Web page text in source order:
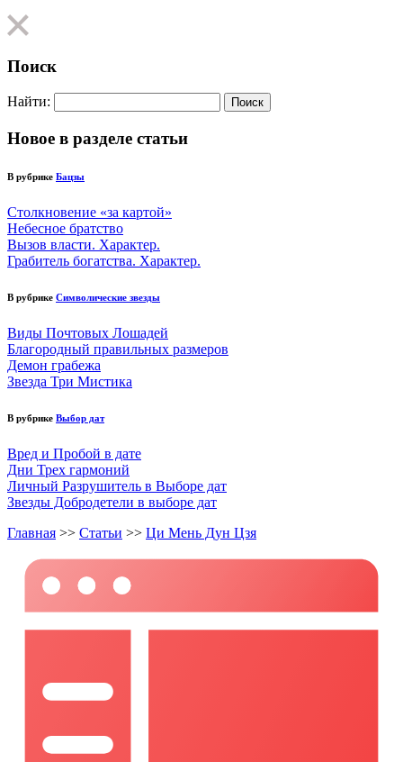
Поиск
Найти:
Новое в разделе статьи
В рубрике Бацзы
Столкновение «за картой»
Небесное братство
Вызов власти. Характер.
Грабитель богатства. Характер.
В рубрике Символические звезды
Виды Почтовых Лошадей
Благородный правильных размеров
Демон грабежа
Звезда Три Мистика
В рубрике Выбор дат
Вред и Пробой в дате
Дни Трех гармоний
Личный Разрушитель в Выборе дат
Звезды Добродетели в выборе дат
Главная >> Статьи >> Ци Мень Дун Цзя